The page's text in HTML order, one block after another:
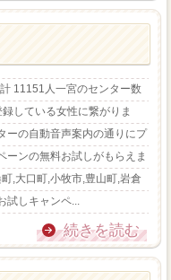
11151人一宮のセンター数
している女性に繋がりま
ーの自動音声案内の通りにプ
ーンの無料お試しがもらえま
,大口町,小牧市,豊山町,岩倉
しキャンペ...
続きを読む